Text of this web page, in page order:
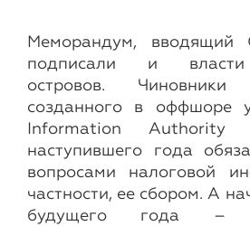
Меморандум, вводящий
подписали и власти
островов.
созданного в оффшоре
Information
наступившего года
вопросами налоговой
частности, ее сбором. А
будущего года –